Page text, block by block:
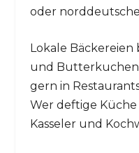
oder
Lokale
und Butterkuchen.
gern in
Wer deftige
Kasseler und